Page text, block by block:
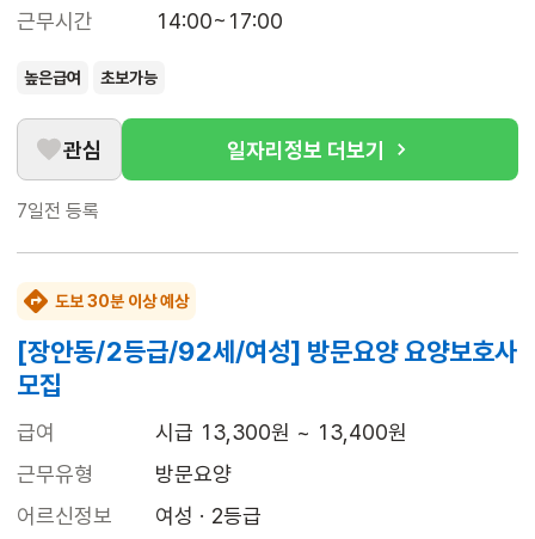
근무시간
14:00~17:00
높은급여 초보가능
관심 일자리정보 더보기
7일전 등록
도보 30분 이상 예상
[장안동/2등급/92세/여성] 방문요양 요양보호사
모집
급여
시급 13,300원 ~ 13,400원
근무유형
방문요양
어르신정보
여성 · 2등급